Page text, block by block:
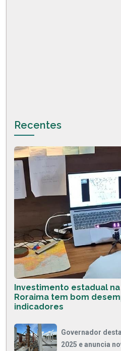
Recentes
Investimento estadual
Roraima tem bom
indicadores
Governador
2025 e anuncia